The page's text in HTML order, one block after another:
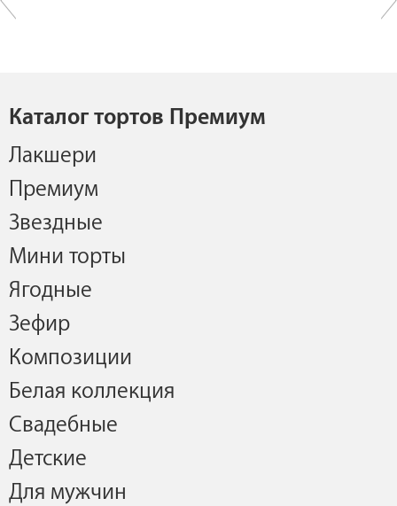
Каталог тортов Премиум
Лакшери
Премиум
Звездные
Мини торты
Ягодные
Зефир
Композиции
Белая коллекция
Свадебные
Детские
Для мужчин